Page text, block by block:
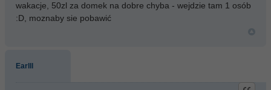
wakacje, 50zl za domek na dobre chyba - wejdzie tam 1 osób
:D, moznaby sie pobawić
Earlll